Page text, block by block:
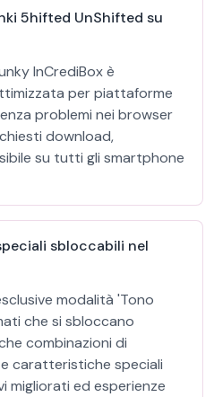
5hifted UnShifted su
InCrediBox è
per piattaforme
problemi nei browser
download,
su tutti gli smartphone
sbloccabili nel
modalità 'Tono
che si sbloccano
combinazioni di
caratteristiche speciali
migliorati ed esperienze